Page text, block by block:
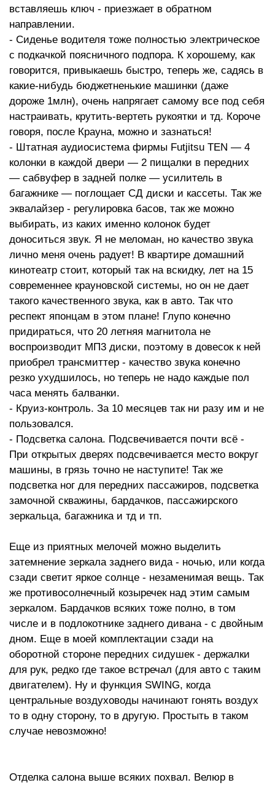
вставляешь ключ - приезжает в обратном
направлении.
- Сиденье водителя тоже полностью электрическое
с подкачкой поясничного подпора. К хорошему, как
говорится, привыкаешь быстро, теперь же, садясь в
какие-нибудь бюджетненькие машинки (даже
дороже 1млн), очень напрягает самому все под себя
настраивать, крутить-вертеть рукоятки и тд. Короче
говоря, после Крауна, можно и зазнаться!
- Штатная аудиосистема фирмы Futjitsu TEN — 4
колонки в каждой двери — 2 пищалки в передних
— сабвуфер в задней полке — усилитель в
багажнике — поглощает СД диски и кассеты. Так же
эквалайзер - регулировка басов, так же можно
выбирать, из каких именно колонок будет
доноситься звук. Я не меломан, но качество звука
лично меня очень радует! В квартире домашний
кинотеатр стоит, который так на вскидку, лет на 15
современнее крауновской системы, но он не дает
такого качественного звука, как в авто. Так что
респект японцам в этом плане! Глупо конечно
придираться, что 20 летняя магнитола не
воспроизводит МП3 диски, поэтому в довесок к ней
приобрел трансмиттер - качество звука конечно
резко ухудшилось, но теперь не надо каждые пол
часа менять балванки.
- Круиз-контроль. За 10 месяцев так ни разу им и не
пользовался.
- Подсветка салона. Подсвечивается почти всё -
При открытых дверях подсвечивается место вокруг
машины, в грязь точно не наступите! Так же
подсветка ног для передних пассажиров, подсветка
замочной скважины, бардачков, пассажирского
зеркальца, багажника и тд и тп.
Еще из приятных мелочей можно выделить
затемнение зеркала заднего вида - ночью, или когда
сзади светит яркое солнце - незаменимая вещь. Так
же противосолнечный козыречек над этим самым
зеркалом. Бардачков всяких тоже полно, в том
числе и в подлокотнике заднего дивана - с двойным
дном. Еще в моей комплектации сзади на
оборотной стороне передних сидушек - держалки
для рук, редко где такое встречал (для авто с таким
двигателем). Ну и функция SWING, когда
центральные воздуховоды начинают гонять воздух
то в одну сторону, то в другую. Простыть в таком
случае невозможно!
Отделка салона выше всяких похвал. Велюр в